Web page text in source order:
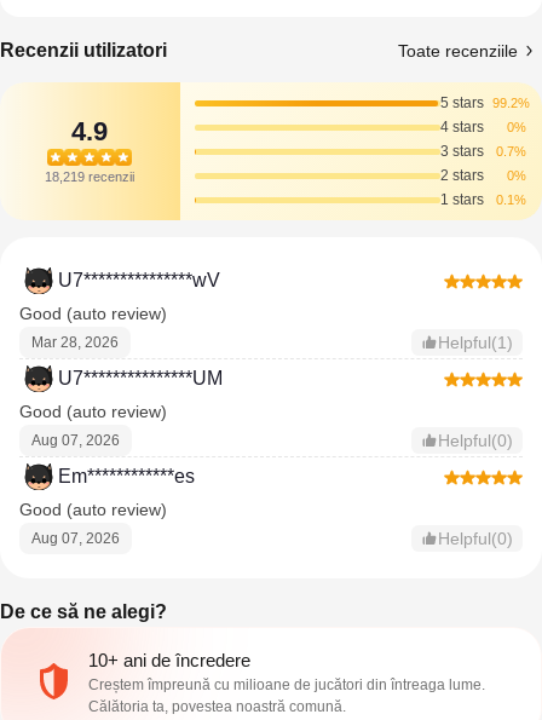
Recenzii utilizatori Toate recenziile
4.9
18,219 recenzii
5 stars 99.2%
4 stars 0%
3 stars 0.7%
2 stars 0%
1 stars 0.1%
U7***************wV
Good (auto review)
Mar 28, 2026 Helpful(1)
U7***************UM
Good (auto review)
Aug 07, 2026 Helpful(0)
Em************es
Good (auto review)
Aug 07, 2026 Helpful(0)
De ce să ne alegi?
10+ ani de încredere
Creștem împreună cu milioane de jucători din întreaga lume.
Călătoria ta, povestea noastră comună.